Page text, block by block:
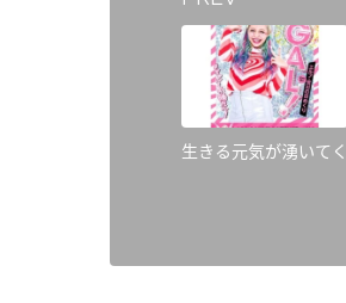
生きる元気が湧いて